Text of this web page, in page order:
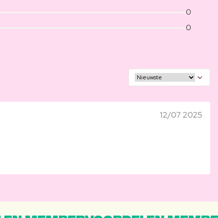
0
0
12/07 2025